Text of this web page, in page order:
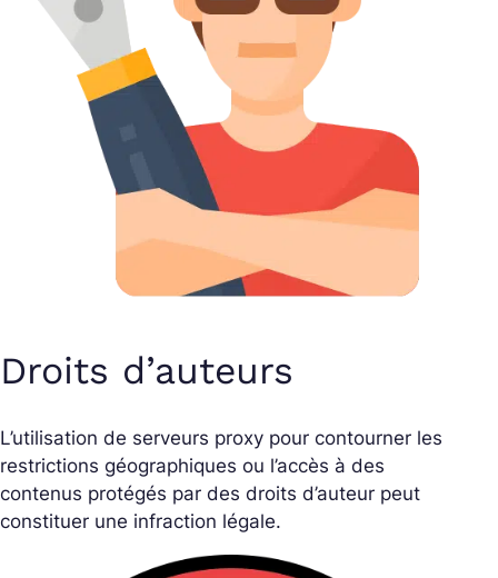
Droits d’auteurs
L’utilisation de serveurs proxy pour contourner les
restrictions géographiques ou l’accès à des
contenus protégés par des droits d’auteur peut
constituer une infraction légale.